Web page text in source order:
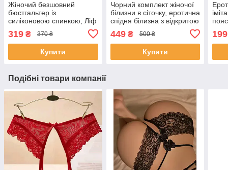
Жіночий безшовний
бюстгальтер із
силіконовою спинкою, Ліф
спиною, безшовний
гладкий
319 ₴ 370 ₴
Купити
Чорний комплект жіночої
білизни в сіточку, еротична
спідня білизна з відкритою
449₴ 500 ₴
Купити
199
Подібні товари компанії